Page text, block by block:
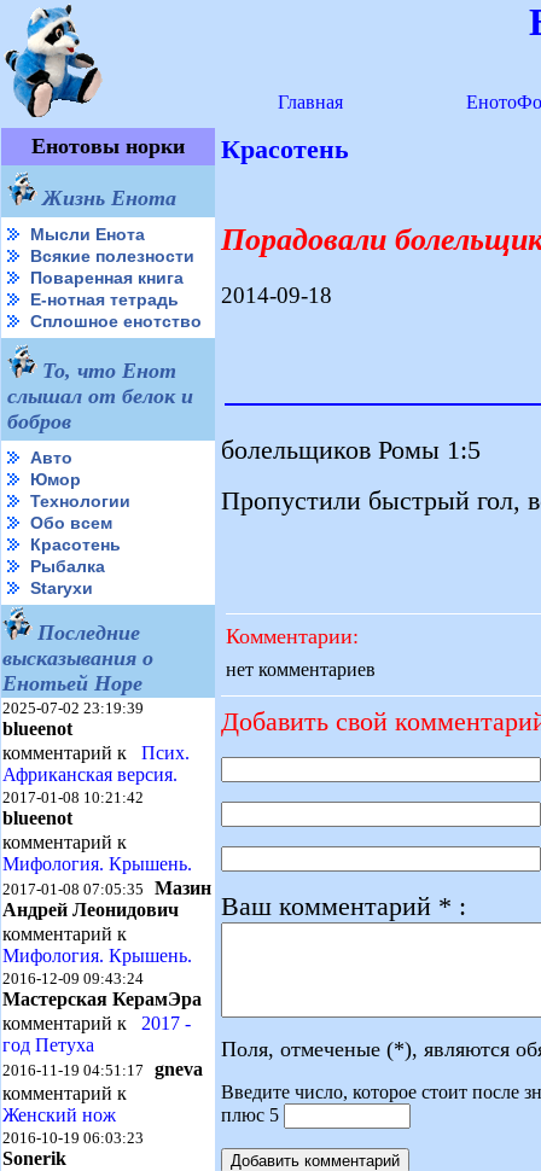
Главная
Енотовы норки
Жизнь Енота
Мысли Енота
Всякие полезности
Поваренная книга
Е-нотная тетрадь
Сплошное енотство
То, что Енот
слышал от белок и
бобров
Авто
Юмор
Технологии
Обо всем
Красотень
Рыбалка
Starухи
Последние
высказывания о
Енотьей Норе
2025-07-02 23:19:39
blueenot
комментарий к Псих.
Африканская версия.
2017-01-08 10:21:42
blueenot
комментарий к
Мифология. Крышень.
2017-01-08 07:05:35 Мазин
Андрей Леонидович
комментарий к
Мифология. Крышень.
2016-12-09 09:43:24
Мастерская КерамЭра
комментарий к 2017 -
год Петуха
2016-11-19 04:51:17 gneva
комментарий к
Женский нож
2016-10-19 06:03:23
Sonerik
Красотень
Порадовали
2014-09-18
болельщиков Ромы 1:5
Пропустили быстрый гол,
Комментарии:
нет комментариев
Добавить свой
Ваш комментарий * :
Поля, отмеченые (*), являются
Введите число, которое стоит после
плюс 5